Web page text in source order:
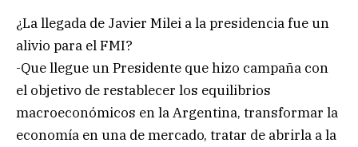
¿La llegada de Javier Milei a la presidencia fue un
alivio para el FMI?
-Que llegue un Presidente que hizo campaña con
el objetivo de restablecer los equilibrios
macroeconómicos en la Argentina, transformar la
economía en una de mercado, tratar de abrirla a la